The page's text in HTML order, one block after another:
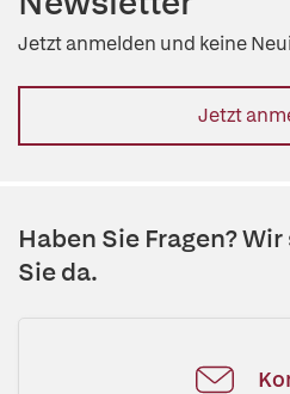
Jetzt anmelden und keine
Jetzt
Haben Sie Fragen?
Sie da.